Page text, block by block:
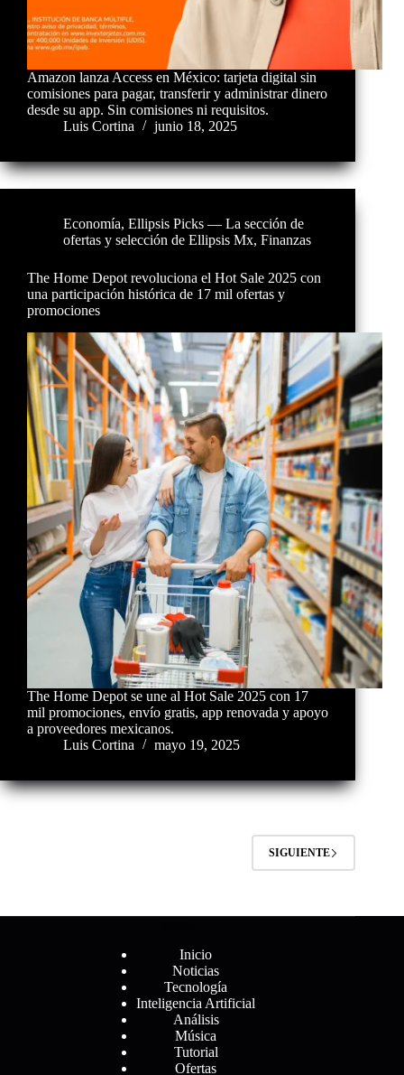
Amazon lanza Access en México: tarjeta digital sin
comisiones para pagar, transferir y administrar dinero
desde su app. Sin comisiones ni requisitos.
Luis Cortina
junio 18, 2025
Economía, Ellipsis Picks — La sección de
ofertas y selección de Ellipsis Mx, Finanzas
The Home Depot revoluciona el Hot Sale 2025 con
una participación histórica de 17 mil ofertas y
promociones
The Home Depot se une al Hot Sale 2025 con 17
mil promociones, envío gratis, app renovada y apoyo
a proveedores mexicanos.
Luis Cortina
mayo 19, 2025
SIGUIENTE
Inicio
Noticias
Tecnología
Inteligencia Artificial
Análisis
Música
Tutorial
Ofertas